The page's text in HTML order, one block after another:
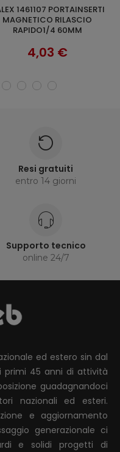
AGGIUNGI AL CARRELLO
2 X 4.0 AH
MILWAUKEE M12 NRG-402
Resi gratuiti
entro 14 giorni
Supporto tecnico
online 24/7
ed estero sin dal
primi 45 anni di attività
guadagnandoci
nazionali ed esteri.
e aggiornamento
generazionale ci
e solidi progetti di